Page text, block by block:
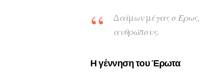
Δαίμων μέγας ο
ανθρώπους.
Η γέννηση του Έρωτα